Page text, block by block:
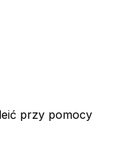
przy pomocy